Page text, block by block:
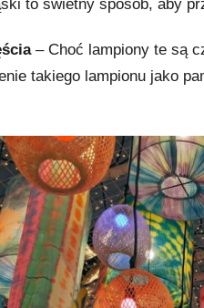
to świetny sposób, aby
– Choć lampiony te są
takiego lampionu jako